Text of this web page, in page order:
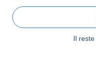
Il reste